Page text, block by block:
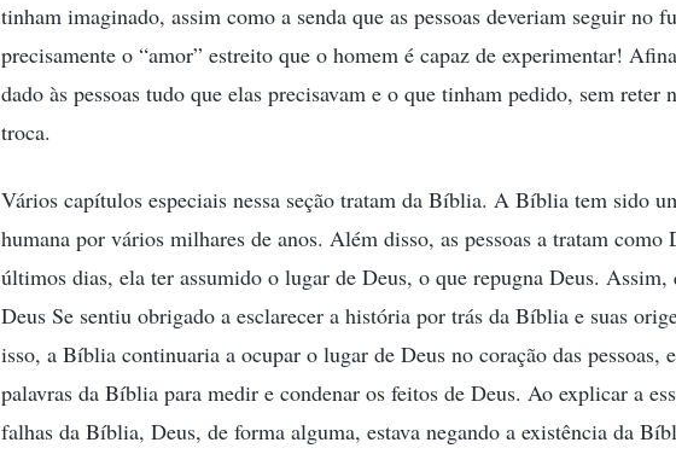
tinham imaginado, assim como a senda que as pessoas deveriam seguir no
precisamente o “amor” estreito que o homem é capaz de experimentar!
dado às pessoas tudo que elas precisavam e o que tinham pedido, sem reter
troca.
Vários capítulos especiais nessa seção tratam da Bíblia. A Bíblia tem sido
humana por vários milhares de anos. Além disso, as pessoas a tratam como
últimos dias, ela ter assumido o lugar de Deus, o que repugna Deus.
Deus Se sentiu obrigado a esclarecer a história por trás da Bíblia e suas
isso, a Bíblia continuaria a ocupar o lugar de Deus no coração das pessoas,
palavras da Bíblia para medir e condenar os feitos de Deus. Ao explicar a
falhas da Bíblia, Deus, de forma alguma, estava negando a existência da